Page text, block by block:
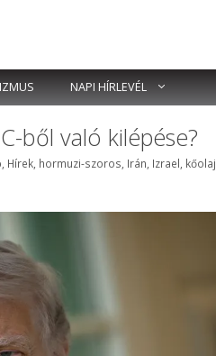
NAPI HÍRLEVÉL
ből való kilépése?
Hírek hormuzi-szoros Irán Izrael kőolaj